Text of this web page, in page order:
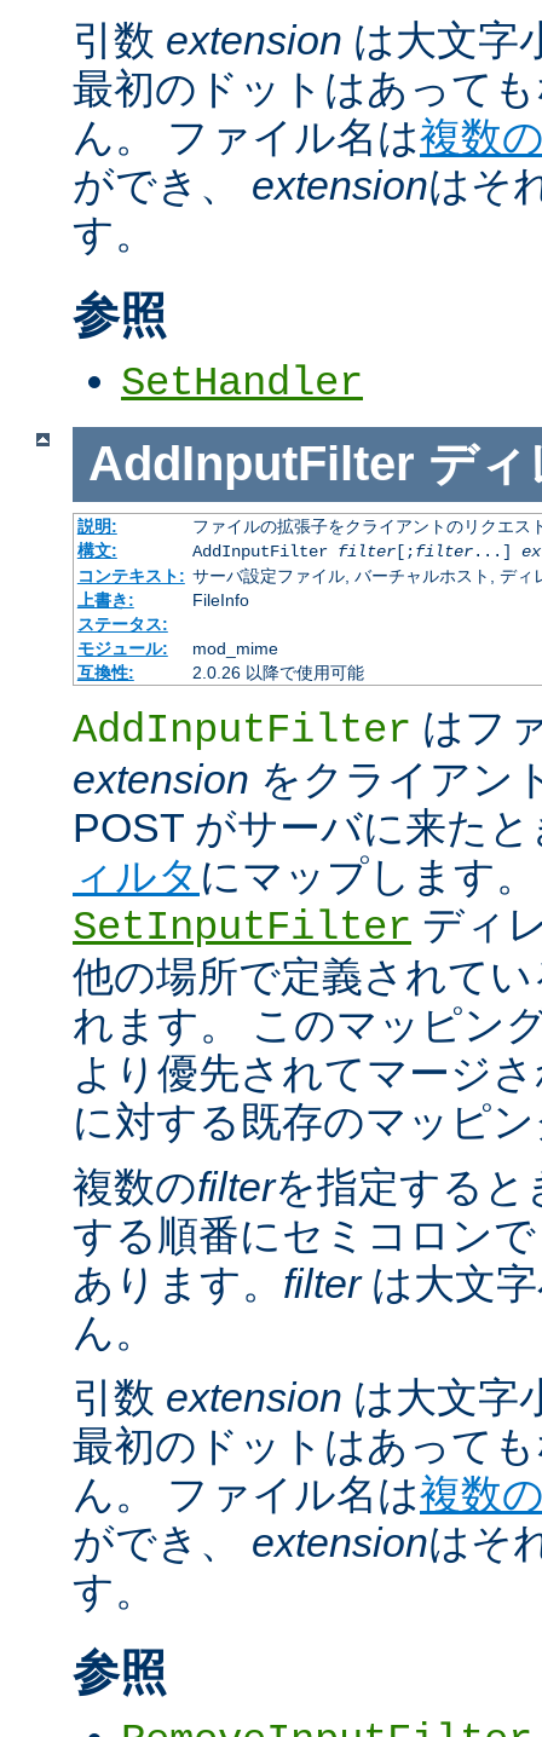
引数 extension は大文字
最初のドットはあって
ん。 ファイル名は複数
ができ、 extensionはそ
す。
参照
SetHandler
AddInputFilter ディ
説明:
ファイルの拡張子をクライアントのリクエス
構文:
AddInputFilter filter[;filter...]
コンテキスト: サーバ設定ファイル, バーチャルホスト, ディ
上書き:
FileInfo
ステータス:
モジュール:
mod_mime
互換性:
2.0.26 以降で使用可能
AddInputFilter はフ
extension をクライアン
POST がサーバに来た
ィルタ にマップします
SetInputFilter ディ
他の場所で定義されて
れます。 このマッピン
より優先されてマージ
に対する既存のマッピ
複数のfilterを指定すると
する順番にセミコロン
あります。 filterは大文
ん。
引数 extension は大文字
最初のドットはあって
ん。 ファイル名は複数
ができ、 extensionはそ
す。
参照